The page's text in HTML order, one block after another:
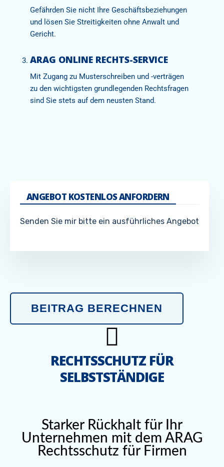
Gefährden Sie nicht Ihre Geschäftsbeziehungen
und lösen Sie Streitigkeiten ohne Anwalt und
Gericht.
ARAG ONLINE RECHTS-SERVICE
Mit Zugang zu Musterschreiben und -verträgen
zu den wichtigsten grundlegenden Rechtsfragen
sind Sie stets auf dem neusten Stand.
ANGEBOT KOSTENLOS ANFORDERN
Senden Sie mir bitte ein ausführliches Angebot
BEITRAG BERECHNEN
RECHTSSCHUTZ FÜR
SELBSTSTÄNDIGE
Starker Rückhalt für Ihr
Unternehmen mit dem ARAG
Rechtsschutz für Firmen